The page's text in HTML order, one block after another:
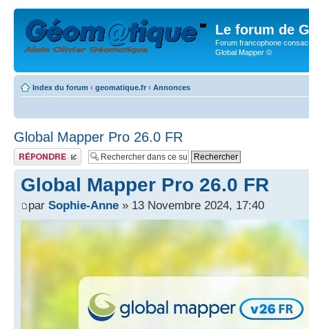
Le forum de
Forum francophone
Global Mapper ©
Index du forum ‹ geomatique.fr ‹ Annonces
Global Mapper Pro 26.0 FR
Publier une réponse
Global Mapper Pro 26.0 FR
par Sophie-Anne » 13 Novembre 2024, 17:40